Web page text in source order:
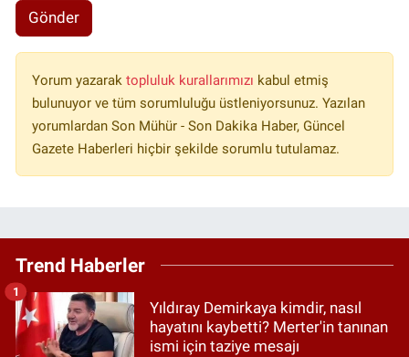
Gönder
Yorum yazarak topluluk kurallarımızı kabul etmiş
bulunuyor ve tüm sorumluluğu üstleniyorsunuz. Yazılan
yorumlardan Son Mühür - Son Dakika Haber, Güncel
Gazete Haberleri hiçbir şekilde sorumlu tutulamaz.
Trend Haberler
Yıldıray Demirkaya kimdir, nasıl
hayatını kaybetti? Merter'in tanınan
ismi için taziye mesajı
1